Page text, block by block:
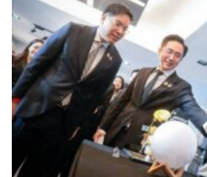
August 5, 2026 - 12:13 โดย พร
ครั้งแรกที่ฝีมือคนไทยจะไปไกลถึง
ชนัน’ ชวนคนไทยนับถอยหลัง